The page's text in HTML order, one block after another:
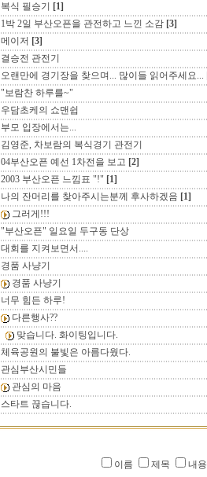
복식 필승기
[1]
1박 2일 부산오픈을 관전하고 느낀 소감 [3]
메이저 [3]
결승전 관전기
오랜만에 경기장을 찾으며... 많이들 읽어주세요...
"보람찬 하루를~"
우담초케의 쇼맨쉽
부모 입장에서는...
김영준, 차보람의 복식경기 관전기
04부산오픈 예선 1차전을 보고 [2]
2003 부산오픈 느낌표 "!" [1]
나의 잔머리를 찾아주시는분께 후사하겠음 [1]
그러게!!!
"부산오픈" 일요일 두구동 단상
대회를 지켜보면서....
경품 사냥기
경품 사냥기
너무 힘든 하루!
다른행사??
맞습니다. 화이팅입니다.
체육공원의 불빛은 아름다웠다.
관심부산시민들
관심의 마음
스타트 끊습니다.
이름 제목 내용